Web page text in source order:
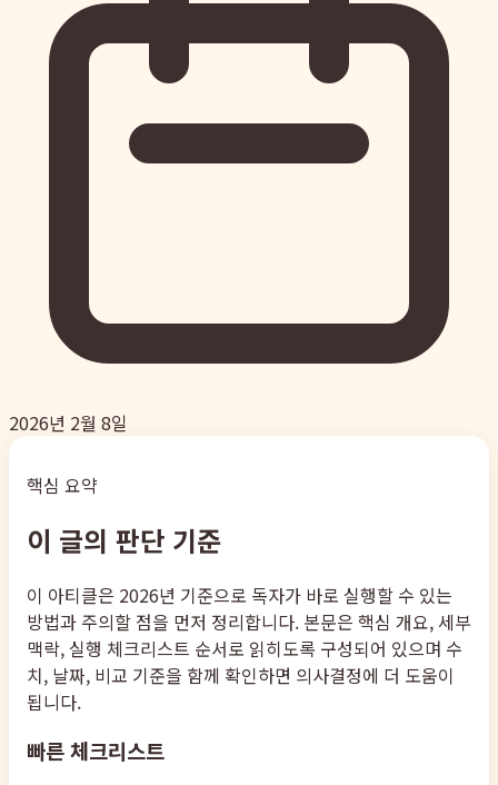
2026년 2월 8일
핵심 요약
이 글의 판단 기준
이 아티클은 2026년 기준으로 독자가 바로 실행할 수 있는
방법과 주의할 점을 먼저 정리합니다. 본문은 핵심 개요, 세부
맥락, 실행 체크리스트 순서로 읽히도록 구성되어 있으며 수
치, 날짜, 비교 기준을 함께 확인하면 의사결정에 더 도움이
됩니다.
빠른 체크리스트